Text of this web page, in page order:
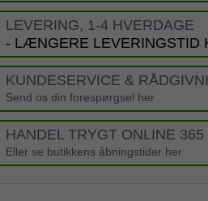
LEVERING, 1-4 HVERDAGE
- LÆNGERE LEVERINGSTID
KUNDESERVICE &
Send os din forespørgsel her
HANDEL TRYGT ONLINE
Eller se butikkens åbningstider her